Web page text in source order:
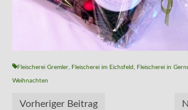
Fleischerei Gremler, Fleischerei im Eichsfeld , Fleischerei in
Weihnachten
Vorheriger Beitrag